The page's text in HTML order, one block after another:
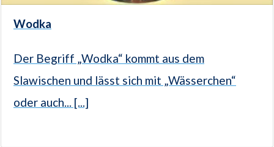
Wodka
Der Begriff „Wodka“ kommt aus dem
Slawischen und lässt sich mit „Wässerchen“
oder auch... [...]